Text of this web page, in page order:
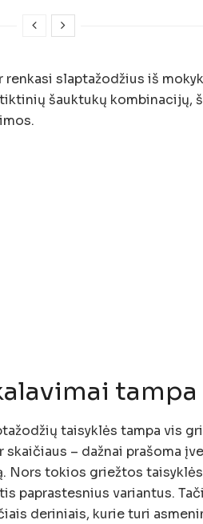
slaptažodžius iš
šauktukų kombinacijų,
tampa
taisyklės tampa vis
– dažnai prašoma
Nors tokios griežtos
paprastesnius variantus.
deriniais, kurie turi